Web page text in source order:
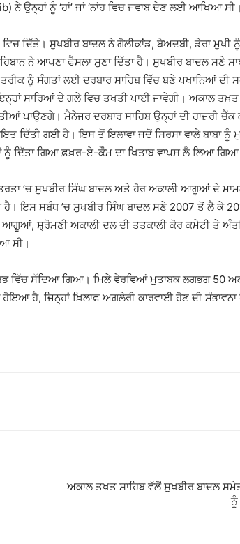
ਨੇ ਉਨ੍ਹਾਂ ਨੂੰ ‘ਹਾਂ’ ਜਾਂ ‘ਨਾਂਹ ਵਿਚ ਜਵਾਬ ਦੇਣ ਲਈ ਆਖਿਆ ਸੀ।
ਵਿਚ ਦਿੱਤੇ। ਸੁਖਬੀਰ ਬਾਦਲ ਨੇ ਗੋਲੀਕਾਂਡ, ਬੇਅਦਬੀ, ਡੇਰਾ
ਨੇ ਆਪਣਾ ਫੈਸਲਾ ਸੁਣਾ ਦਿੱਤਾ ਹੈ। ਸੁਖਬੀਰ ਬਾਦਲ ਸਣੇ
ਨੂੰ ਸੰਗਤਾਂ ਲਈ ਦਰਬਾਰ ਸਾਹਿਬ ਵਿੱਚ ਬਣੇ ਪਖਾਨਿਆਂ ਦੀ
ਸਾਰਿਆਂ ਦੇ ਗਲੇ ਵਿਚ ਤਖਤੀ ਪਾਈ ਜਾਵੇਗੀ। ਅਕਾਲ ਤਖ਼ਤ
ਪਾਉਣਗੇ। ਮੈਨੇਜਰ ਦਰਬਾਰ ਸਾਹਿਬ ਉਨ੍ਹਾਂ ਦੀ ਹਾਜ਼ਰੀ ਚੈੱਕ
ਦਿੱਤੀ ਗਈ ਹੈ। ਇਸ ਤੋਂ ਇਲਾਵਾ ਜਦੋਂ ਸਿਰਸਾ ਵਾਲੇ ਬਾਬਾ ਨੂੰ
ਦਿੱਤਾ ਗਿਆ ਫ਼ਖ਼ਰ-ਏ-ਕੌਮ ਦਾ ਖਿਤਾਬ ਵਾਪਸ ਲੈ ਲਿਆ ਗਿਆ
’ਚ ਸੁਖਬੀਰ ਸਿੰਘ ਬਾਦਲ ਅਤੇ ਹੋਰ ਅਕਾਲੀ ਆਗੂਆਂ ਦੇ
ਇਸ ਸਬੰਧ ’ਚ ਸੁਖਬੀਰ ਸਿੰਘ ਬਾਦਲ ਸਣੇ 2007 ਤੋਂ ਲੈ ਕੇ
ਆਗੂਆਂ, ਸ਼੍ਰੋਮਣੀ ਅਕਾਲੀ ਦਲ ਦੀ ਤਤਕਾਲੀ ਕੋਰ ਕਮੇਟੀ ਤੇ
ਸੀ।
ਵਿੱਚ ਸੱਦਿਆ ਗਿਆ। ਮਿਲੇ ਵੇਰਵਿਆਂ ਮੁਤਾਬਕ ਲਗਭਗ 50
ਹੈ, ਜਿਨ੍ਹਾਂ ਖ਼ਿਲਾਫ਼ ਅਗਲੇਰੀ ਕਾਰਵਾਈ ਹੋਣ ਦੀ ਸੰਭਾਵਨਾ
ਅਕਾਲ ਤਖਤ ਸਾਹਿਬ ਵੱਲੋਂ ਸੁਖਬੀਰ ਬਾਦਲ
ਨੂੰ